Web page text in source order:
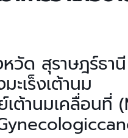
วัด สุราษฎร์ธานี
เร็งเต้านม
เต้านมเคลื่อนที่